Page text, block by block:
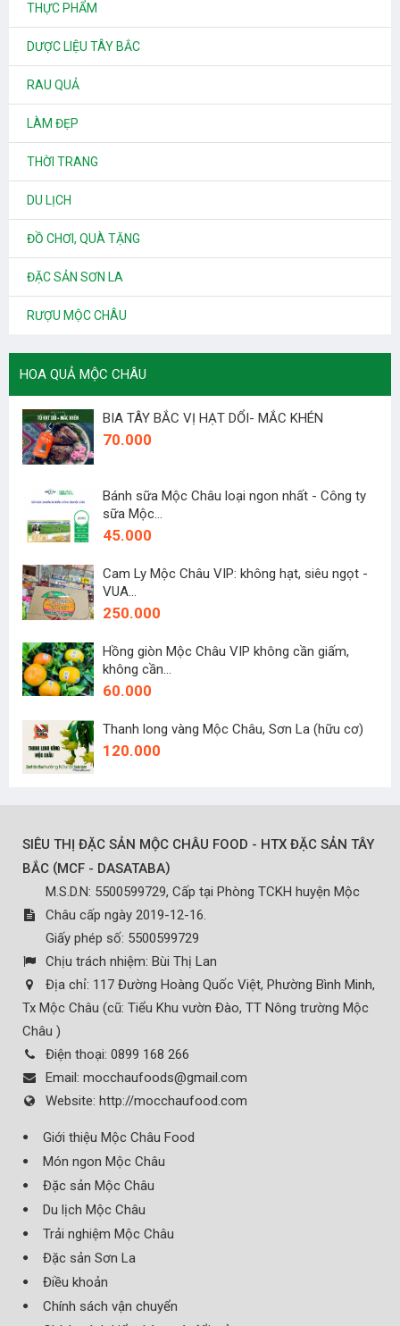
THỰC PHẨM
DƯỢC LIỆU TÂY BẮC
RAU QUẢ
LÀM ĐẸP
THỜI TRANG
DU LỊCH
ĐỒ CHƠI, QUÀ TẶNG
ĐẶC SẢN SƠN LA
RƯỢU MỘC CHÂU
HOA QUẢ MỘC CHÂU
BIA TÂY BẮC VỊ HẠT DỔI- MẮC KHÉN
70.000
Bánh sữa Mộc Châu loại ngon nhất - Công ty
sữa Mộc...
45.000
Cam Ly Mộc Châu VIP: không hạt, siêu ngọt -
VUA...
250.000
Hồng giòn Mộc Châu VIP không cần giấm,
không cần...
60.000
Thanh long vàng Mộc Châu, Sơn La (hữu cơ)
120.000
SIÊU THỊ ĐẶC SẢN MỘC CHÂU FOOD - HTX ĐẶC SẢN TÂY
BẮC (MCF - DASATABA)
M.S.D.N: 5500599729, Cấp tại Phòng TCKH huyện Mộc
Châu cấp ngày 2019-12-16.
Giấy phép số: 5500599729
Chịu trách nhiệm: Bùi Thị Lan
Địa chỉ: 117 Đường Hoàng Quốc Việt, Phường Bình Minh,
Tx Mộc Châu (cũ: Tiểu Khu vườn Đào, TT Nông trường Mộc
Châu )
Điện thoại: 0899 168 266
Email: mocchaufoods@gmail.com
Website: http://mocchaufood.com
Giới thiệu Mộc Châu Food
Món ngon Mộc Châu
Đặc sản Mộc Châu
Du lịch Mộc Châu
Trải nghiệm Mộc Châu
Đặc sản Sơn La
Điều khoản
Chính sách vận chuyển